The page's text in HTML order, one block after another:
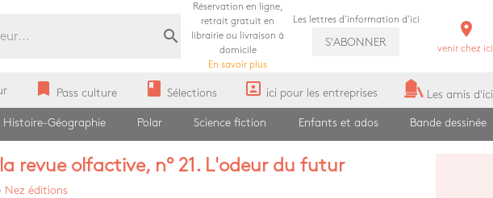
search
Réservation en ligne,
retrait gratuit en
librairie ou livraison à
domicile
En savoir plus
Les lettres d'information d'ici
S'ABONNER
room
venir chez ici
bookmark Pass culture book Sélections portrait ici pour les entreprises Les amis d'ici
Histoire-Géographie Polar Science fiction Enfants et ados Bande dessinée
la revue olfactive, n° 21. L'odeur du futur
Nez éditions